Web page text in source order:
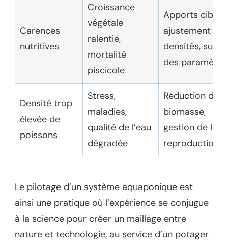
Carences
nutritives
Croissance
végétale
ralentie,
mortalité
piscicole
Apports ciblés,
ajustement des
densités, suivi
des
Densité trop
élevée de
poissons
Stress,
maladies,
qualité de l’eau
dégradée
Réduction de la
biomasse,
gestion de la
reproduction
Le pilotage d’un système aquaponique est
ainsi une pratique où l’expérience se conjugue
à la science pour créer un maillage entre
nature et technologie, au service d’un potager